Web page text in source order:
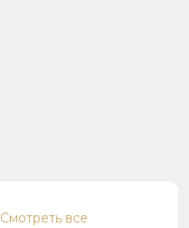
Смотреть все